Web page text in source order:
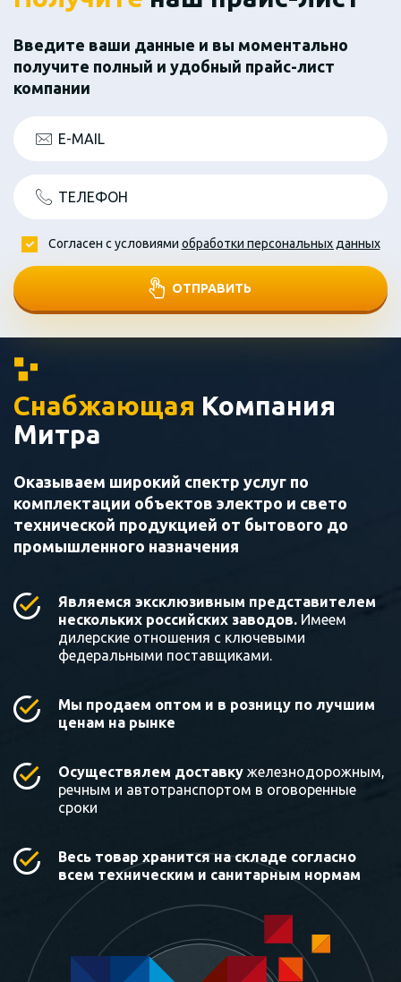
Введите ваши данные и вы моментально
получите полный и удобный прайс-лист
компании
E-MAIL
ТЕЛЕФОН
ОТПРАВИТЬ
Согласен с условиями обработки персональных данных
Снабжающая Компания
Митра
Оказываем широкий спектр услуг по
комплектации объектов электро и свето
технической продукцией от бытового до
промышленного назначения
Являемся эксклюзивным представителем
нескольких российских заводов. Имеем
дилерские отношения с ключевыми
федеральными поставщиками.
Мы продаем оптом и в розницу по лучшим
ценам на рынке
Осуществялем доставку железнодорожным,
речным и автотранспортом в оговоренные
сроки
Весь товар хранится на складе согласно
всем техническим и санитарным нормам